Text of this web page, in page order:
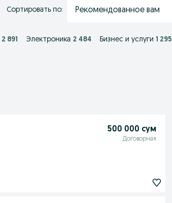
Сортировать по: Рекомендованное вам
2 891 Электроника 2 484 Бизнес и услуги 1 295
500 000 сум
Договорная